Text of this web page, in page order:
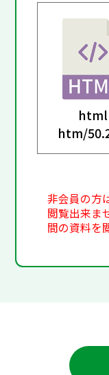
html
htm/
非会員の方
閲覧出来ま
間の資料を